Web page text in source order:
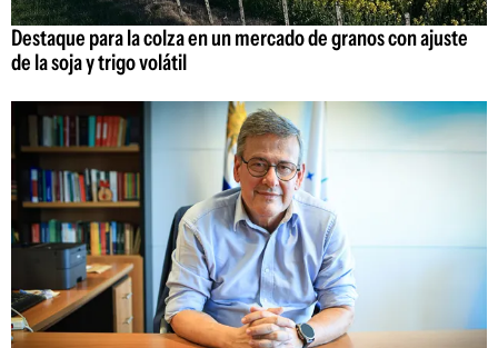
Destaque para la colza en un mercado de granos con ajuste
de la soja y trigo volátil